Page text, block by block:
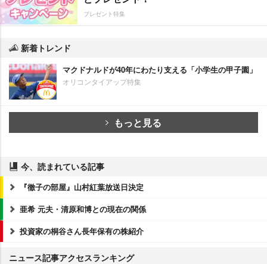
プレゼント特集
新着トレンド
マクドナルドが40年にわたり支える「小学生の甲子園」
オリコンタイアップ特集
もっと見る
今、読まれている記事
『徹子の部屋』山村紅葉放送日決定
亜希 元夫・清原和博との現在の関係
投資家の桐谷さん長年保有の株紹介
ニュース記事アクセスランキング